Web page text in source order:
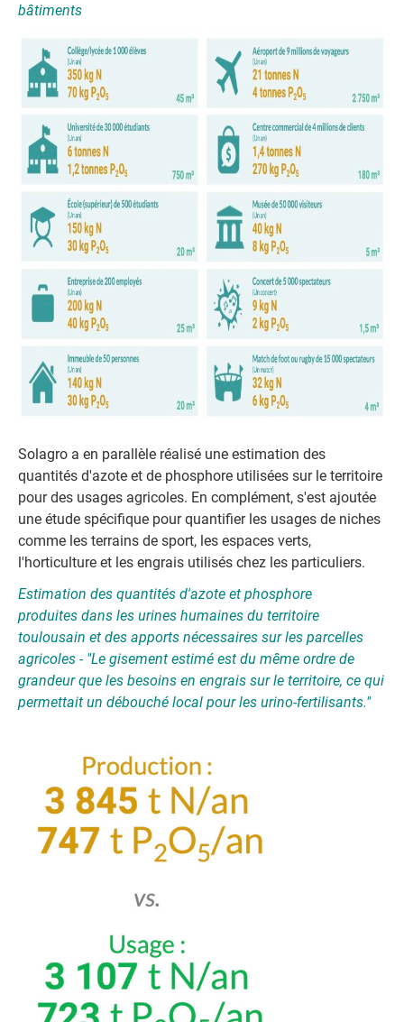
bâtiments
Solagro a en parallèle réalisé une estimation des
quantités d'azote et de phosphore utilisées sur le territoire
pour des usages agricoles. En complément, s'est ajoutée
une étude spécifique pour quantifier les usages de niches
comme les terrains de sport, les espaces verts,
l'horticulture et les engrais utilisés chez les particuliers.
Estimation des quantités d'azote et phosphore
produites dans les urines humaines du territoire
toulousain et des apports nécessaires sur les parcelles
agricoles - "Le gisement estimé est du même ordre de
grandeur que les besoins en engrais sur le territoire, ce qui
permettait un débouché local pour les urino-fertilisants."